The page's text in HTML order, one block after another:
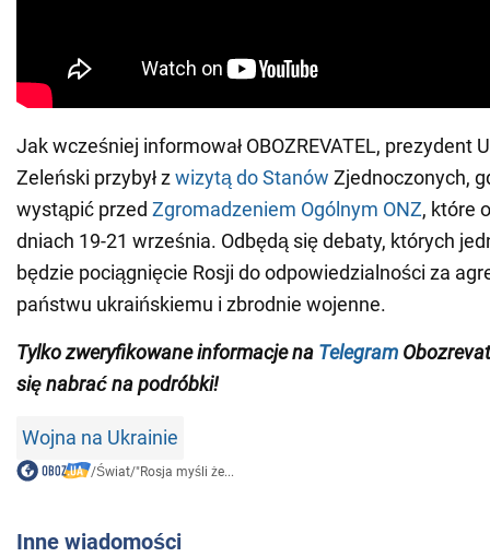
Jak wcześniej informował OBOZREVATEL, prezydent
Zeleński przybył zwizytą do Stanów Zjednoczonych,
wystąpić przed Zgromadzeniem Ogólnym ONZ, które
dniach 19-21 września. Odbędą się debaty, których
będzie pociągnięcie Rosji do odpowiedzialności za
państwu ukraińskiemu i zbrodnie wojenne.
Tylkozweryfikowane informacje na Telegram
się nabrać na podróbki!
Wojna na Ukrainie
/Świat/"Rosja myśli że...
Inne wiadomości